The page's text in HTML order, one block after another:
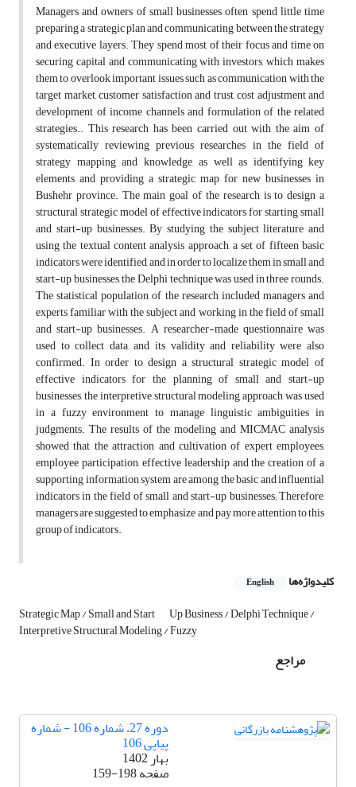
Managers and owners of small businesses often spend little time
preparing a strategic plan and communicating between the strategy
and executive layers. They spend most of their focus and time on
securing capital and communicating with investors, which makes
them to overlook important issues such as communication with the
target market, customer satisfaction and trust, cost adjustment and
development of income channels and formulation of the related
strategies.. This research has been carried out with the aim of
systematically reviewing previous researches in the field of
strategy mapping and knowledge, as well as identifying key
elements and providing a strategic map for new businesses in
Bushehr province. The main goal of the research is to design a
structural strategic model of effective indicators for starting small
and start-up businesses. By studying the subject literature and
using the textual content analysis approach, a set of fifteen basic
indicators were identified, and in order to localize them in small and
start-up businesses, the Delphi technique was used in three rounds.
The statistical population of the research included managers and
experts familiar with the subject and working in the field of small
and start-up businesses. A researcher-made questionnaire was
used to collect data, and its validity and reliability were also
confirmed. In order to design a structural strategic model of
effective indicators for the planning of small and start-up
businesses, the interpretive structural modeling approach was used
in a fuzzy environment to manage linguistic ambiguities in
judgments. The results of the modeling and MICMAC analysis
showed that the attraction and cultivation of expert employees,
employee participation, effective leadership and the creation of a
supporting information system are among the basic and influential
indicators in the field of small and start-up businesses; Therefore,
managers are suggested to emphasize and pay more attention to this
group of indicators.
کلیدواژه‌ها English
Strategic Map / Small and Start Up Business / Delphi Technique /
Interpretive Structural Modeling / Fuzzy
مراجع
دوره 27، شماره 106 - شماره
پیاپی 106
بهار 1402
صفحه159-198